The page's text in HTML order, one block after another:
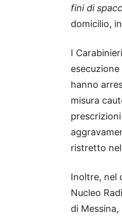
fini di
domicilio,
I
hanno
misura
ristretto
Inoltre, nel
Nucleo
di